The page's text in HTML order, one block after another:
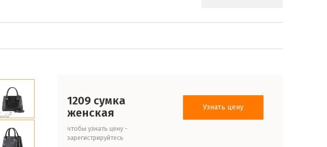
1209 сумка
женская
чтобы узнать цену -
зарегистрируйтесь
Узнать цену